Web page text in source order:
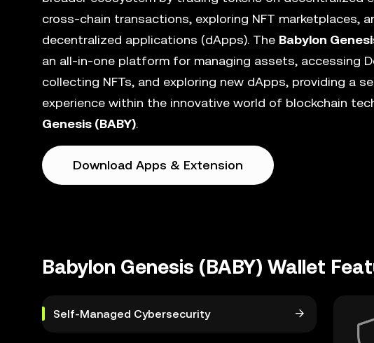
cross-chain transactions, exploring NFT marketplaces,
decentralized applications (dApps). The Babylon
an all-in-one platform for managing assets, accessing
collecting NFTs, and exploring new dApps, providing a
experience within the innovative world of blockchain
Genesis (BABY).
Download Apps & Extension
Babylon Genesis (BABY) Wallet
Self-Managed Cybersecurity